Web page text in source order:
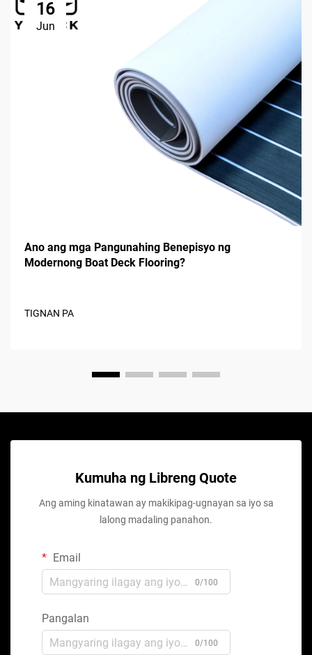
16
Jun
Ano ang mga Pangunahing Benepisyo ng
Modernong Boat Deck Flooring?
TIGNAN PA
Kumuha ng Libreng Quote
Ang aming kinatawan ay makikipag-ugnayan sa iyo sa
lalong madaling panahon.
Email
0/100
Pangalan
0/100